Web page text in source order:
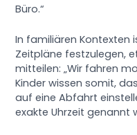
Büro.“
In familiären Kontexten
Zeitpläne festzulegen,
mitteilen: „Wir fahren
Kinder wissen somit,
auf eine Abfahrt
exakte Uhrzeit genannt